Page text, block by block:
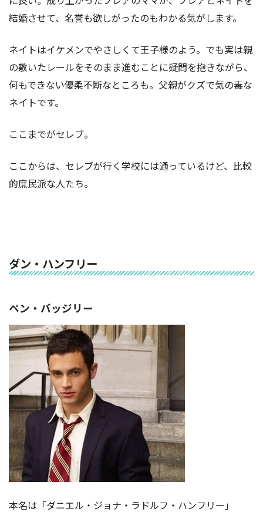
結婚させて、名誉も欲しがったのもわかる気がします。
ネイトはイケメンでやさしくて王子様のよう。でも実は親
の敷いたレールをそのまま進むことに疑問を抱きながら、
何もできない優柔不断なところも。父親がクズで気の毒な
ネイトです。
ここまでがセレブ。
ここからは、セレブが行く学校には通っているけど、比較
的庶民派な人たち。
ダン・ハンフリー
ペン・バッジリー
本名は「ダニエル・ジョナ・ラドルフ・ハンフリー」